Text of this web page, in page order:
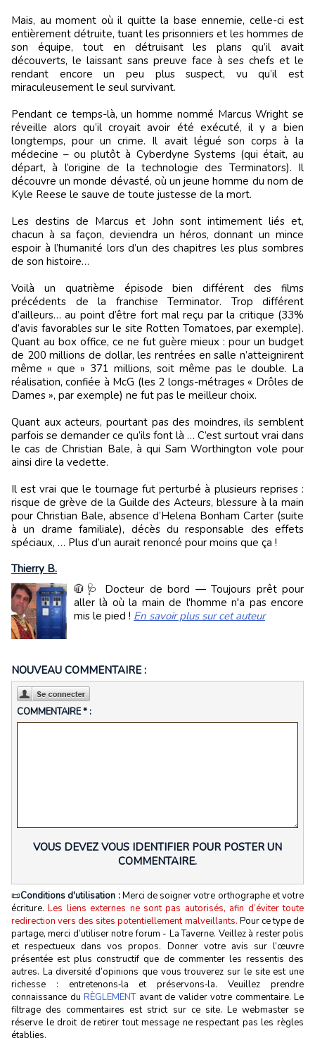
Mais, au moment où il quitte la base ennemie, celle-ci est
entièrement détruite, tuant les prisonniers et les hommes de
son équipe, tout en détruisant les plans qu’il avait
découverts, le laissant sans preuve face à ses chefs et le
rendant encore un peu plus suspect, vu qu’il est
miraculeusement le seul survivant.
Pendant ce temps-là, un homme nommé Marcus Wright se
réveille alors qu’il croyait avoir été exécuté, il y a bien
longtemps, pour un crime. Il avait légué son corps à la
médecine – ou plutôt à Cyberdyne Systems (qui était, au
départ, à l’origine de la technologie des Terminators). Il
découvre un monde dévasté, où un jeune homme du nom de
Kyle Reese le sauve de toute justesse de la mort.
Les destins de Marcus et John sont intimement liés et,
chacun à sa façon, deviendra un héros, donnant un mince
espoir à l’humanité lors d’un des chapitres les plus sombres
de son histoire…
Voilà un quatrième épisode bien différent des films
précédents de la franchise Terminator. Trop différent
d’ailleurs… au point d’être fort mal reçu par la critique (33%
d’avis favorables sur le site Rotten Tomatoes, par exemple).
Quant au box office, ce ne fut guère mieux : pour un budget
de 200 millions de dollar, les rentrées en salle n’atteignirent
même « que » 371 millions, soit même pas le double. La
réalisation, confiée à McG (les 2 longs-métrages « Drôles de
Dames », par exemple) ne fut pas le meilleur choix.
Quant aux acteurs, pourtant pas des moindres, ils semblent
parfois se demander ce qu’ils font là … C’est surtout vrai dans
le cas de Christian Bale, à qui Sam Worthington vole pour
ainsi dire la vedette.
Il est vrai que le tournage fut perturbé à plusieurs reprises :
risque de grève de la Guilde des Acteurs, blessure à la main
pour Christian Bale, absence d’Helena Bonham Carter (suite
à un drame familiale), décès du responsable des effets
spéciaux, … Plus d’un aurait renoncé pour moins que ça !
Thierry B.
🧥🩺 Docteur de bord — Toujours prêt pour
aller là où la main de l'homme n'a pas encore
mis le pied ! En savoir plus sur cet auteur
NOUVEAU COMMENTAIRE :
COMMENTAIRE * :
VOUS DEVEZ VOUS IDENTIFIER POUR POSTER UN
COMMENTAIRE.
📜Conditions d'utilisation :Merci de soigner votre orthographe et votre
écriture.Les liens externes ne sont pas autorisés, afin d’éviter toute
redirection vers des sites potentiellement malveillants. Pour ce type de
partage, merci d’utiliser notre forum - La Taverne. Veillez à rester polis
et respectueux dans vos propos. Donner votre avis sur l’œuvre
présentée est plus constructif que de commenter les ressentis des
autres. La diversité d’opinions que vous trouverez sur le site est une
richesse : entretenons‑la et préservons‑la. Veuillez prendre
connaissance du RÈGLEMENTavant de valider votre commentaire. Le
filtrage des commentaires est strict sur ce site. Le webmaster se
réserve le droit de retirer tout message ne respectant pas les règles
établies.